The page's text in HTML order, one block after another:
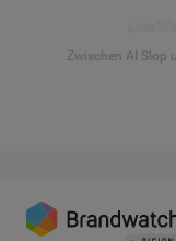
Zwischen AI Slop